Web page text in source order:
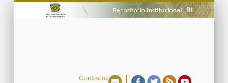
Contacto